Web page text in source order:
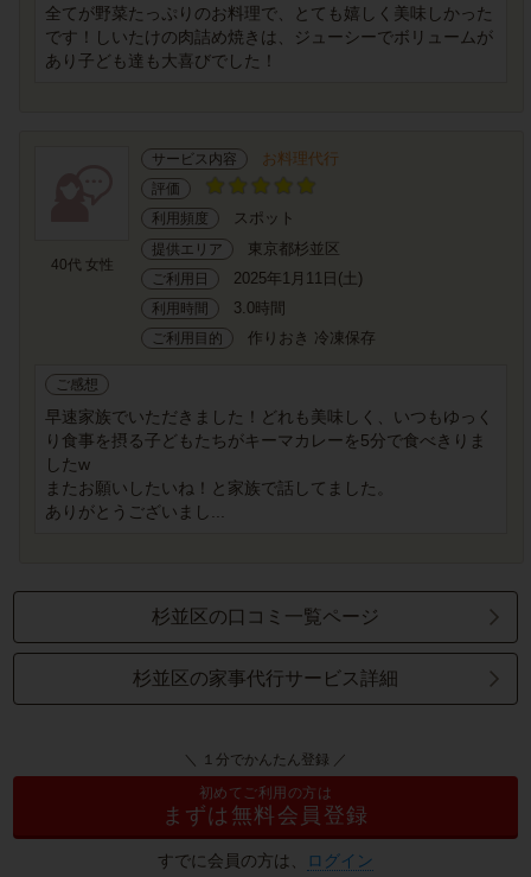
全てが野菜たっぷりのお料理で、とても嬉しく美味しかった
です！しいたけの肉詰め焼きは、ジューシーでボリュームが
あり子ども達も大喜びでした！
40代 女性
サービス内容 お料理代行
評価
利用頻度
スポット
提供エリア 東京都杉並区
ご利用日 2025年1月11日(土)
利用時間 3.0時間
ご利用目的 作りおき 冷凍保存
ご感想
早速家族でいただきました！どれも美味しく、いつもゆっく
り食事を摂る子どもたちがキーマカレーを5分で食べきりま
したw
またお願いしたいね！と家族で話してました。
ありがとうございまし...
杉並区の口コミ一覧ページ
杉並区の家事代行サービス詳細
＼ １分でかんたん登録 ／
初めてご利用の方は
まずは無料会員登録
すでに会員の方は、 ログイン